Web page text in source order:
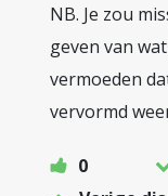
NB. Je zou
geven van
vermoeden
vervormd
0